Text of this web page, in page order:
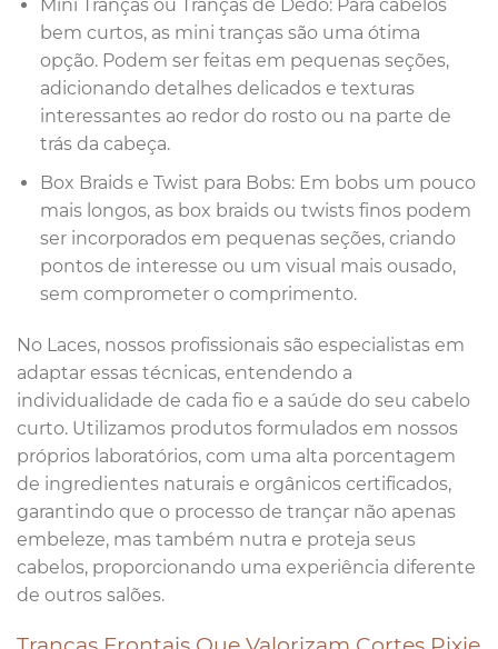
Mini Tranças ou Tranças de Dedo: Para cabelos
bem curtos, as mini tranças são uma ótima
opção. Podem ser feitas em pequenas seções,
adicionando detalhes delicados e texturas
interessantes ao redor do rosto ou na parte de
trás da cabeça.
Box Braids e Twist para Bobs: Em bobs um pouco
mais longos, as box braids ou twists finos podem
ser incorporados em pequenas seções, criando
pontos de interesse ou um visual mais ousado,
sem comprometer o comprimento.
No Laces, nossos profissionais são especialistas em
adaptar essas técnicas, entendendo a
individualidade de cada fio e a saúde do seu cabelo
curto. Utilizamos produtos formulados em nossos
próprios laboratórios, com uma alta porcentagem
de ingredientes naturais e orgânicos certificados,
garantindo que o processo de trançar não apenas
embeleze, mas também nutra e proteja seus
cabelos, proporcionando uma experiência diferente
de outros salões.